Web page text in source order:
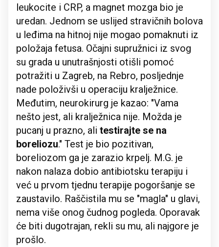
leukocite i CRP, a magnet mozga bio je
uredan. Jednom se uslijed stravičnih bolova
u leđima na hitnoj nije mogao pomaknuti iz
položaja fetusa. Očajni supružnici iz svog
su grada u unutrašnjosti otišli pomoć
potražiti u Zagreb, na Rebro, posljednje
nade položivši u operaciju kralježnice.
Međutim, neurokirurg je kazao: "Vama
nešto jest, ali kralježnica nije. Možda je
pucanj u prazno, ali testirajte se na
boreliozu." Test je bio pozitivan,
boreliozom ga je zarazio krpelj. M.G. je
nakon nalaza dobio antibiotsku terapiju i
već u prvom tjednu terapije pogoršanje se
zaustavilo. Raščistila mu se "magla" u glavi,
nema više onog čudnog pogleda. Oporavak
će biti dugotrajan, rekli su mu, ali najgore je
prošlo.